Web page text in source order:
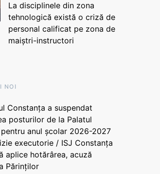
La disciplinele din zona
tehnologică există o criză de
personal calificat pe zona de
maiștri-instructori
NOI
Constanța a suspendat
posturilor de la Palatul
anul școlar 2026-2027
executorie / ISJ Constanța
aplice hotărârea, acuză
Părinților